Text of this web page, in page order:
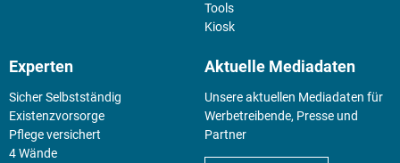
Tools
Kiosk
Experten
Sicher Selbstständig
Existenz­vorsorge
Pflege versichert
4 Wände
Aktuelle Mediadaten
Unsere aktuellen Mediadaten für
Werbetreibende, Presse und
Partner